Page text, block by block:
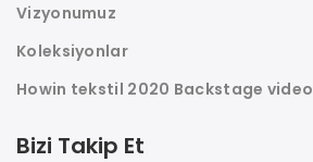
Vizyonumuz
Koleksiyonlar
Howin tekstil 2020 Backstage video
Bizi Takip Et